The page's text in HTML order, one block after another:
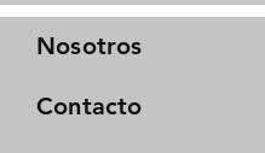
Nosotros
Contacto